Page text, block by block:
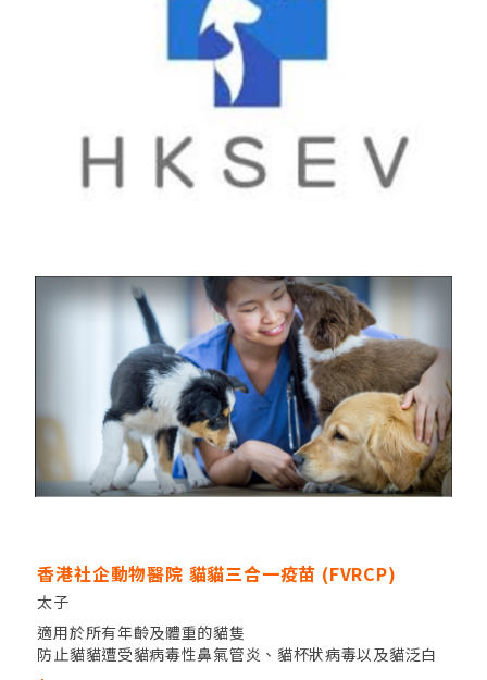
香港社企動物醫院 貓貓三合一疫苗 (FVRCP)
太子
適用於所有年齡及體重的貓隻
防止貓貓遭受貓病毒性鼻氣管炎、貓杯狀病毒以及貓泛白